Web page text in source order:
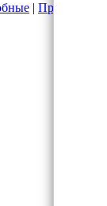
| Прожекторы